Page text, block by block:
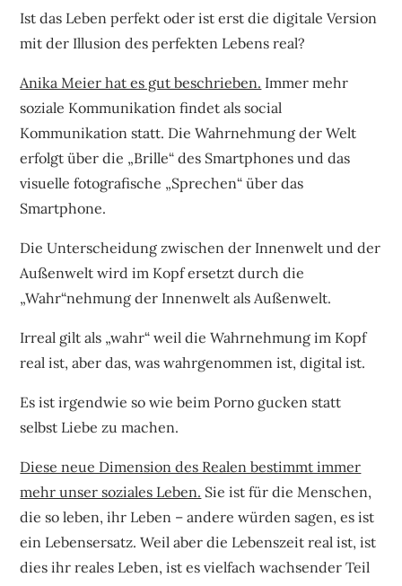
Ist das Leben perfekt oder ist erst die digitale Version
mit der Illusion des perfekten Lebens real?
Anika Meier hat es gut beschrieben. Immer mehr
soziale Kommunikation findet als social
Kommunikation statt. Die Wahrnehmung der Welt
erfolgt über die „Brille“ des Smartphones und das
visuelle fotografische „Sprechen“ über das
Smartphone.
Die Unterscheidung zwischen der Innenwelt und der
Außenwelt wird im Kopf ersetzt durch die
„Wahr“nehmung der Innenwelt als Außenwelt.
Irreal gilt als „wahr“ weil die Wahrnehmung im Kopf
real ist, aber das, was wahrgenommen ist, digital ist.
Es ist irgendwie so wie beim Porno gucken statt
selbst Liebe zu machen.
Diese neue Dimension des Realen bestimmt immer
mehr unser soziales Leben. Sie ist für die Menschen,
die so leben, ihr Leben – andere würden sagen, es ist
ein Lebensersatz. Weil aber die Lebenszeit real ist, ist
dies ihr reales Leben, ist es vielfach wachsender Teil